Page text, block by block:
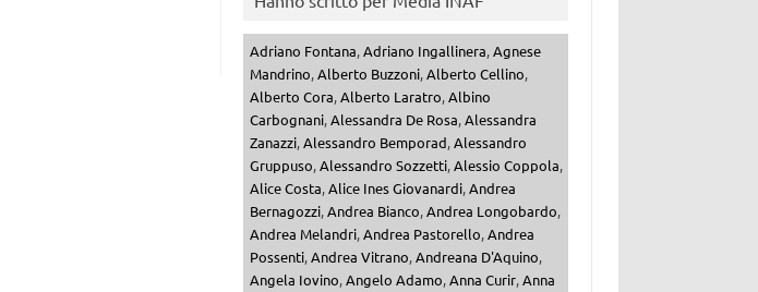
Adriano Fontana,Adriano Ingallinera,Agnese
Mandrino,Alberto Buzzoni,Alberto Cellino,
Alberto Cora,Alberto Laratro,Albino
Carbognani,Alessandra De Rosa,Alessandra
Zanazzi,Alessandro Bemporad,Alessandro
Gruppuso,Alessandro Sozzetti,Alessio Coppola,
Alice Costa,Alice Ines Giovanardi,Andrea
Bernagozzi,Andrea Bianco,Andrea Longobardo,
Andrea Melandri,Andrea Pastorello,Andrea
Possenti,Andrea Vitrano,Andreana D'Aquino,
Angela Iovino,Angelo Adamo,Anna Curir,Anna